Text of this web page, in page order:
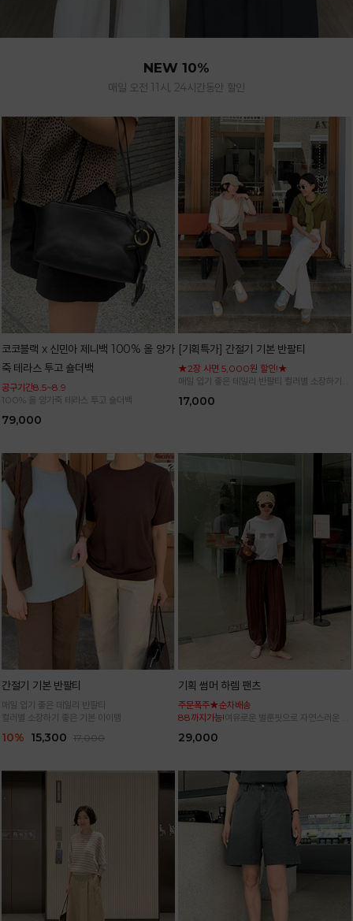
NEW 10%
매일 오전 11시, 24시간동안 할인
코코블랙 x 신민아 제니백 100% 올 양가
죽 테라스 투고 숄더백
공구기간8.5~8.9
100% 올 양가죽 테라스 투고 숄더백
79,000
[기획특가] 간절기 기본 반팔티
★2장 사면 5,000원 할인!★
매일 입기 좋은 데일리 반팔티 컬러별 소장하기
17,000
간절기 기본 반팔티
매일 입기 좋은 데일리 반팔티
컬러별 소장하기 좋은 기본 아이템
10% 15,300 17,000
기획 썸머 하렘 팬츠
주문폭주★순차배송
88까지가능!여유로운 벌룬핏으로 자연스러운 체
29,000